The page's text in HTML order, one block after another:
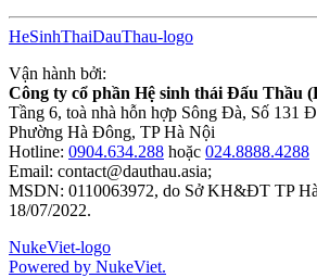
HeSinhThaiDauThau-logo
Vận hành bởi:
Công ty cổ phần Hệ sinh thái Đấu Thầu
Tầng 6, toà nhà hỗn hợp Sông Đà, Số 131
Phường Hà Đông, TP Hà Nội
Hotline: 0904.634.288 hoặc 024.8888.4288
Email: contact@dauthau.asia;
MSDN: 0110063972, do Sở KH&ĐT TP
18/07/2022.
NukeViet-logo
Powered by NukeViet.